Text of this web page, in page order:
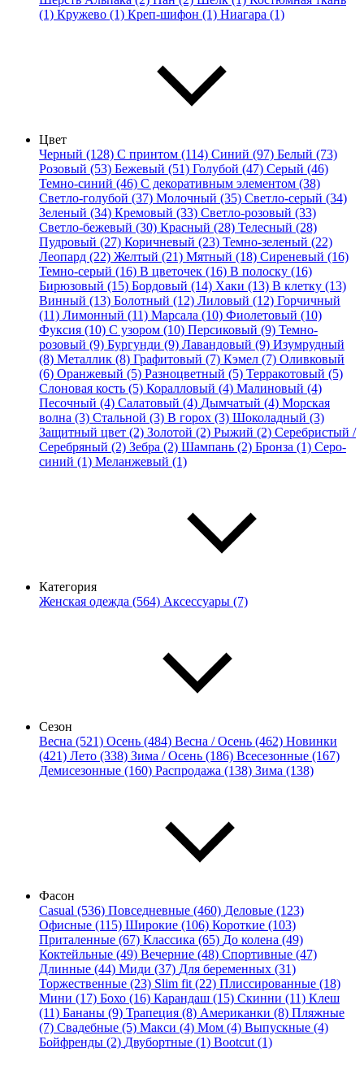
(1) Кружево (1) Креп-шифон (1) Ниагара (1)
Цвет
Черный (128) С принтом (114) Синий (97) Белый (73)
Розовый (53) Бежевый (51) Голубой (47) Серый (46)
Темно-синий (46) С декоративным элементом (38)
Светло-голубой (37) Молочный (35) Светло-серый (34)
Зеленый (34) Кремовый (33) Светло-розовый (33)
Светло-бежевый (30) Красный (28) Телесный (28)
Пудровый (27) Коричневый (23) Темно-зеленый (22)
Леопард (22) Желтый (21) Мятный (18) Сиреневый (16)
Темно-серый (16) В цветочек (16) В полоску (16)
Бирюзовый (15) Бордовый (14) Хаки (13) В клетку (13)
Винный (13) Болотный (12) Лиловый (12) Горчичный
(11) Лимонный (11) Марсала (10) Фиолетовый (10)
Фуксия (10) С узором (10) Персиковый (9) Темно-
розовый (9) Бургунди (9) Лавандовый (9) Изумрудный
(8) Металлик (8) Графитовый (7) Кэмел (7) Оливковый
(6) Оранжевый (5) Разноцветный (5) Терракотовый (5)
Слоновая кость (5) Коралловый (4) Малиновый (4)
Песочный (4) Салатовый (4) Дымчатый (4) Морская
волна (3) Стальной (3) В горох (3) Шоколадный (3)
Защитный цвет (2) Золотой (2) Рыжий (2) Серебристый /
Серебряный (2) Зебра (2) Шампань (2) Бронза (1) Серо-
синий (1) Меланжевый (1)
Категория
Женская одежда (564) Аксессуары (7)
Сезон
Весна (521) Осень (484) Весна / Осень (462) Новинки
(421) Лето (338) Зима / Осень (186) Всесезонные (167)
Демисезонные (160) Распродажа (138) Зима (138)
Фасон
Casual (536) Повседневные (460) Деловые (123)
Офисные (115) Широкие (106) Короткие (103)
Приталенные (67) Классика (65) До колена (49)
Коктейльные (49) Вечерние (48) Спортивные (47)
Длинные (44) Миди (37) Для беременных (31)
Торжественные (23) Slim fit (22) Плиссированные (18)
Мини (17) Бохо (16) Карандаш (15) Скинни (11) Клеш
(11) Бананы (9) Трапеция (8) Американки (8) Пляжные
(7) Свадебные (5) Макси (4) Мом (4) Выпускные (4)
Бойфренды (2) Двубортные (1) Bootcut (1)